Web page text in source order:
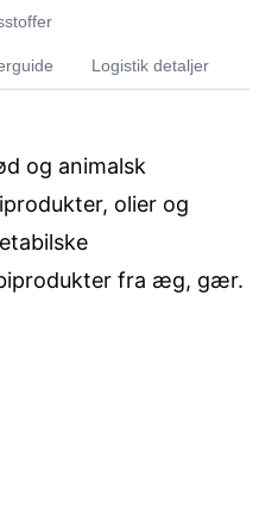
Logistik detaljer
og animalsk
olier og
fra æg, gær.